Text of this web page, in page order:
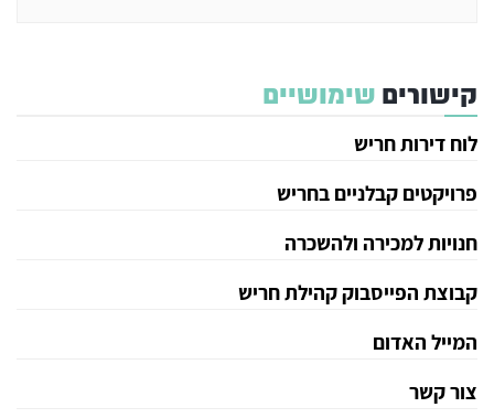
קישורים שימושיים
לוח דירות חריש
פרויקטים קבלניים בחריש
חנויות למכירה ולהשכרה
קבוצת הפייסבוק קהילת חריש
המייל האדום
צור קשר